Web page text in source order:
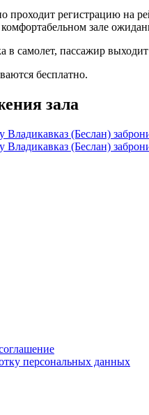
проходит регистрацию на
зале
в самолет, пассажир
бесплатно.
зала
персональных данных